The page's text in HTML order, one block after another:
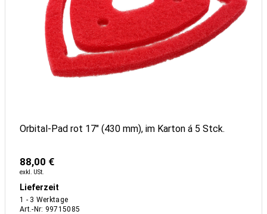
Orbital-Pad rot 17" (430 mm), im Karton á 5 Stck.
88,00 €
exkl. USt.
Lieferzeit
1 - 3 Werktage
Art.-Nr: 99715085